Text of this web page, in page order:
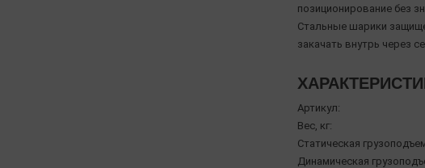
позиционирование без
Стальные шарики
закачать внутрь через
Артикул:
Вес, кг:
Статическая
Динамическая